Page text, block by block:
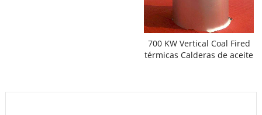
700 KW Vertical Coal Fired
térmicas Calderas de aceite